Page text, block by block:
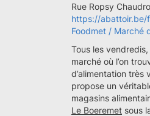
Rue Ropsy
https://abattoir.be/
Foodmet / Marché
Tous les
marché où l’on
d’alimentation très
propose un
magasins
Le Boeremet sous